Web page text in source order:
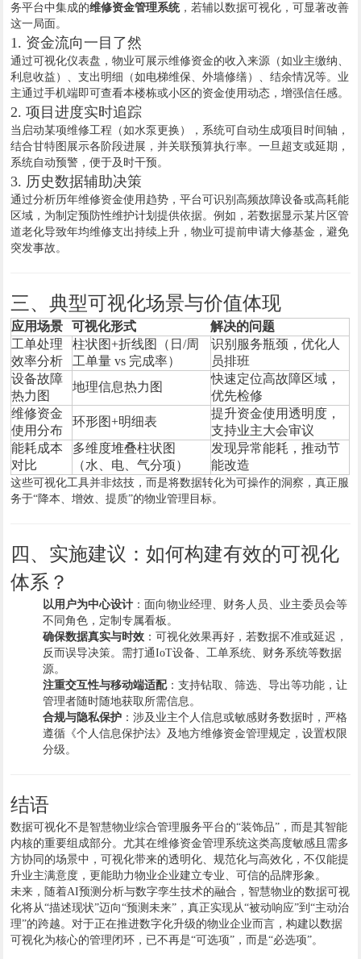
务平台中集成的维修资金管理系统，若辅以数据可视化，可显著改善
这一局面。
1. 资金流向一目了然
通过可视化仪表盘，物业可展示维修资金的收入来源（如业主缴纳、
利息收益）、支出明细（如电梯维保、外墙修缮）、结余情况等。业
主通过手机端即可查看本楼栋或小区的资金使用动态，增强信任感。
2. 项目进度实时追踪
当启动某项维修工程（如水泵更换），系统可自动生成项目时间轴，
结合甘特图展示各阶段进展，并关联预算执行率。一旦超支或延期，
系统自动预警，便于及时干预。
3. 历史数据辅助决策
通过分析历年维修资金使用趋势，平台可识别高频故障设备或高耗能
区域，为制定预防性维护计划提供依据。例如，若数据显示某片区管
道老化导致年均维修支出持续上升，物业可提前申请大修基金，避免
突发事故。
三、典型可视化场景与价值体现
应用场景 可视化形式
解决的问题
工单处理
效率分析
柱状图+折线图（日/周
工单量 vs 完成率）
识别服务瓶颈，优化人
员排班
设备故障
热力图
地理信息热力图
快速定位高故障区域，
优先检修
维修资金
使用分布
环形图+明细表
提升资金使用透明度，
支持业主大会审议
能耗成本
对比
多维度堆叠柱状图
（水、电、气分项）
发现异常能耗，推动节
能改造
这些可视化工具并非炫技，而是将数据转化为可操作的洞察，真正服
务于“降本、增效、提质”的物业管理目标。
四、实施建议：如何构建有效的可视化
体系？
以用户为中心设计 ：面向物业经理、财务人员、业主委员会等
不同角色，定制专属看板。
确保数据真实与时效 ：可视化效果再好，若数据不准或延迟，
反而误导决策。需打通IoT设备、工单系统、财务系统等数据
源。
注重交互性与移动端适配：支持钻取、筛选、导出等功能，让
管理者随时随地获取所需信息。
合规与隐私保护 ：涉及业主个人信息或敏感财务数据时，严格
遵循《个人信息保护法》及地方维修资金管理规定，设置权限
分级。
结语
数据可视化不是智慧物业综合管理服务平台的“装饰品”，而是其智能
内核的重要组成部分。尤其在维修资金管理系统这类高度敏感且需多
方协同的场景中，可视化带来的透明化、规范化与高效化，不仅能提
升业主满意度，更能助力物业企业建立专业、可信的品牌形象。
未来，随着AI预测分析与数字孪生技术的融合，智慧物业的数据可视
化将从“描述现状”迈向“预测未来”，真正实现从“被动响应”到“主动治
理”的跨越。对于正在推进数字化升级的物业企业而言，构建以数据
可视化为核心的管理闭环，已不再是“可选项”，而是“必选项”。